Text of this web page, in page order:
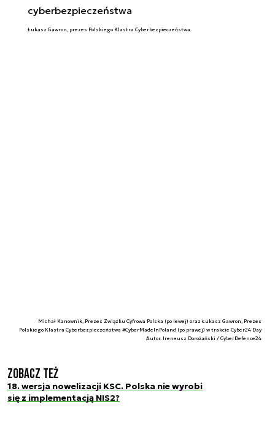
cyberbezpieczeństwa
Łukasz Gawron, prezes Polskiego Klastra Cyberbezpieczeństwa.
Michał Kanownik, Prezes Związku Cyfrowa Polska (po lewej) oraz Łukasz Gawron, Prezes
Polskiego Klastra Cyberbezpieczeństwa #CyberMadeInPoland (po prawej) w trakcie Cyber24 Day
Autor. Ireneusz Dorożański / CyberDefence24
Zobacz też
18. wersja nowelizacji KSC. Polska nie wyrobi
się z implementacją NIS2?